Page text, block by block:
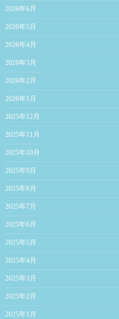
2026年6月
2026年5月
2026年4月
2026年3月
2026年2月
2026年1月
2025年12月
2025年11月
2025年10月
2025年9月
2025年8月
2025年7月
2025年6月
2025年5月
2025年4月
2025年3月
2025年2月
2025年1月